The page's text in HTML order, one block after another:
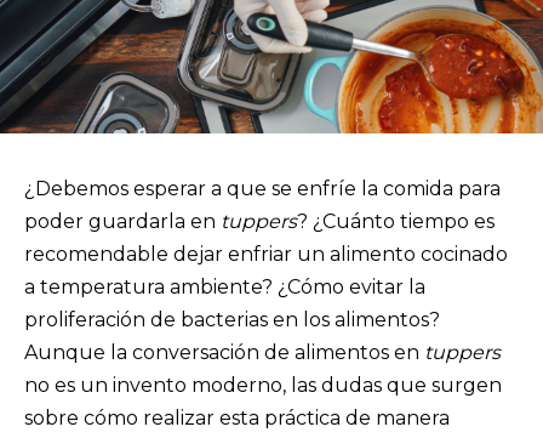
¿Debemos esperar a que se enfríe la comida para
poder guardarla en tuppers? ¿Cuánto tiempo es
recomendable dejar enfriar un alimento cocinado
a temperatura ambiente? ¿Cómo evitar la
proliferación de bacterias en los alimentos?
Aunque la conversación de alimentos en tuppers
no es un invento moderno, las dudas que surgen
sobre cómo realizar esta práctica de manera